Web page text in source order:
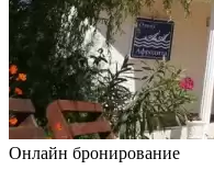
Онлайн бронирование